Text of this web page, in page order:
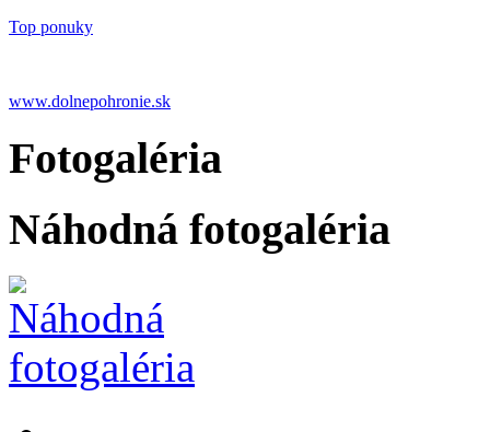
Top ponuky
www.dolnepohronie.sk
Fotogaléria
Náhodná fotogaléria